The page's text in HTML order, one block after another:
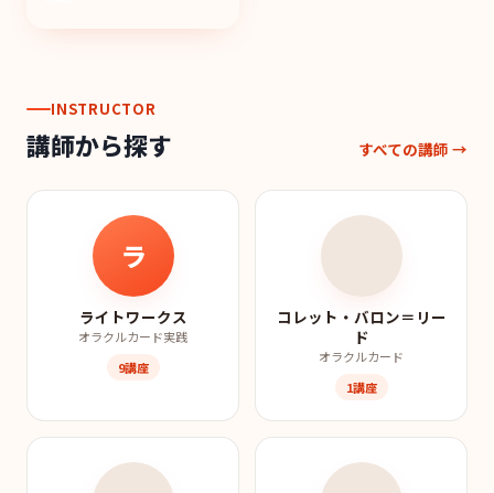
INSTRUCTOR
講師から探す すべての講師 →
ラ
ライトワークス
オラクルカード実践
9講座
コレット・バロン＝リー
ド
オラクルカード
1講座